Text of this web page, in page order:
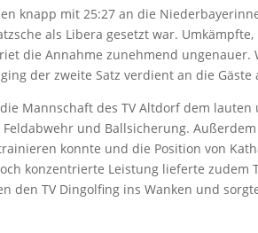
knapp mit 25:27 an die
als Libera gesetzt war.
die Annahme zunehmend
der zweite Satz verdient an die Gäste
Mannschaft des TV Altdorf dem
und Ballsicherung. Außerdem
konnte und die Position von
konzentrierte Leistung lieferte zudem
den TV Dingolfing ins Wanken und